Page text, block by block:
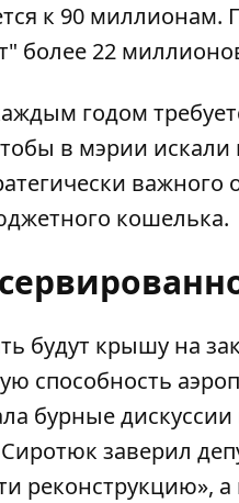
к 90 миллионам.
более 22
годом
в мэрии
важного
кошелька.
будут крышу на
способность
бурные дискуссии
заверил
реконструкцию»,